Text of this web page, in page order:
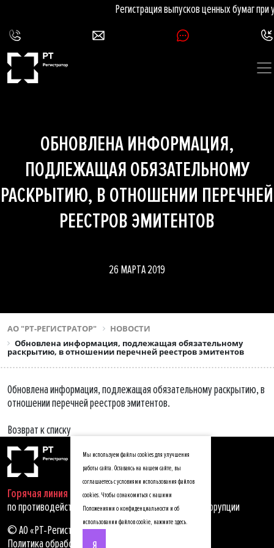
Регистрация выпусков ценных бумаг при
ОБНОВЛЕНА ИНФОРМАЦИЯ,
ПОДЛЕЖАЩАЯ ОБЯЗАТЕЛЬНОМУ
РАСКРЫТИЮ, В ОТНОШЕНИИ ПЕРЕЧНЕЙ
РЕЕСТРОВ ЭМИТЕНТОВ
26 МАРТА 2019
АО "РТ-РЕГИСТРАТОР"
НОВОСТИ
Обновлена информация, подлежащая обязательному
раскрытию, в отношении перечней реестров эмитентов
Обновлена информация, подлежащая обязательному раскрытию, в
отношении перечней реестров эмитентов.
Возврат к списку
Горячая линия
по противодействию мошенничеству, хищениям и коррупции
© АО «РТ-Регистратор», 2025
Политика обработки персональных данных
Мы используем файлы cookies для улучшения
работы сайта. Оставаясь на нашем сайте, вы
соглашаетесь с условиями использования файлов
cookies. Чтобы ознакомиться с нашими
Положениями о конфиденциальности и об
использовании файлов cookie, нажмите здесь.
Я